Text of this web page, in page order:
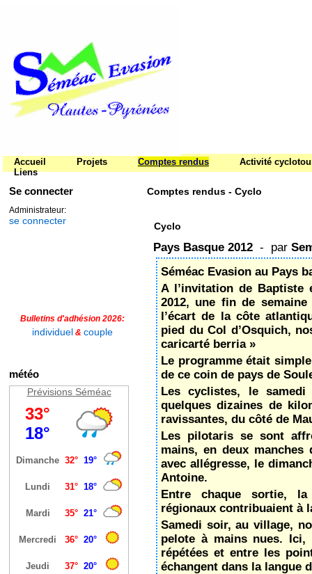
Accueil Projets Comptes rendus
Activité
Liens
Se connecter
Administrateur:
se connecter
Bulletins d'adhésion 2026:
individuel & couple
météo
Prévisions Séméac
Comptes rendus - Cyclo
Cyclo
Pays Basque 2012 - par
Séméac Evasion au Pays
A l’invitation de Baptiste
2012, une fin de
l’écart de la côte
pied du Col d’Osquich,
caricarté berria »
Le programme était
de ce coin de pays de
Les cyclistes, le
quelques dizaines de
ravissantes, du côté de
Les pilotaris se sont
mains, en deux
avec allégresse, le
Antoine.
Entre chaque sortie,
régionaux contribuaient à
Samedi soir, au village,
pelote à mains nues.
répétées et entre les
échangent dans la langue